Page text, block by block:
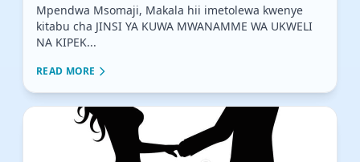
Mpendwa Msomaji, Makala hii imetolewa kwenye
kitabu cha JINSI YA KUWA MWANAMME WA UKWELI
NA KIPEK...
READ MORE